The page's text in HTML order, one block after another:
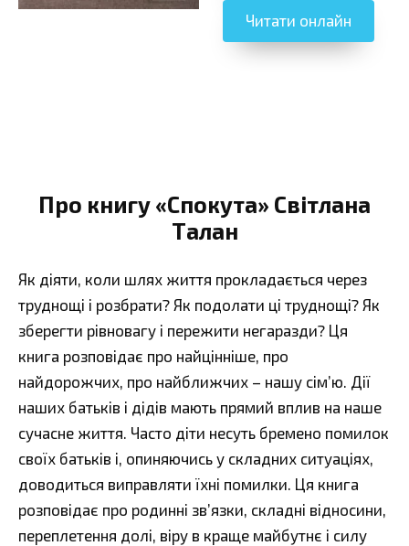
Читати онлайн
Про книгу «Спокута» Світлана
Талан
Як діяти, коли шлях життя прокладається через
труднощі і розбрати? Як подолати ці труднощі? Як
зберегти рівновагу і пережити негаразди? Ця
книга розповідає про найцінніше, про
найдорожчих, про найближчих – нашу сім’ю. Дії
наших батьків і дідів мають прямий вплив на наше
сучасне життя. Часто діти несуть бремено помилок
своїх батьків і, опиняючись у складних ситуаціях,
доводиться виправляти їхні помилки. Ця книга
розповідає про родинні зв’язки, складні відносини,
переплетення долі, віру в краще майбутнє і силу